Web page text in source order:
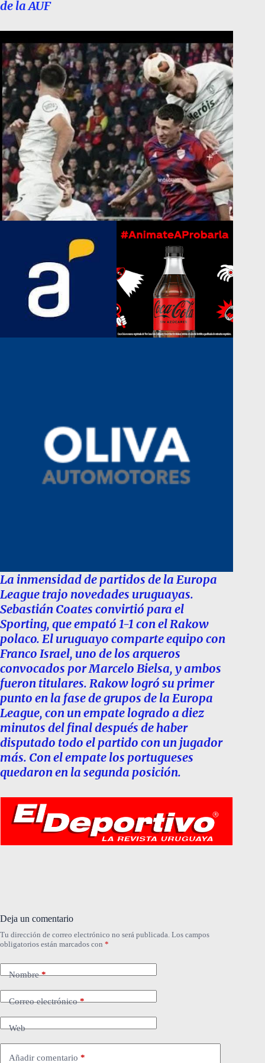
de la AUF
La inmensidad de partidos de la Europa
League trajo novedades uruguayas.
Sebastián Coates convirtió para el
Sporting, que empató 1-1 con el Rakow
polaco. El uruguayo comparte equipo con
Franco Israel, uno de los arqueros
convocados por Marcelo Bielsa, y ambos
fueron titulares. Rakow logró su primer
punto en la fase de grupos de la Europa
League, con un empate logrado a diez
minutos del final después de haber
disputado todo el partido con un jugador
más. Con el empate los portugueses
quedaron en la segunda posición.
Deja un comentario
Tu dirección de correo electrónico no será publicada. Los campos
obligatorios están marcados con *
Nombre*
Correo electrónico*
Web
Añadir comentario *